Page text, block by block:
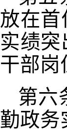
放在首
实绩
干部岗
第六
勤政务